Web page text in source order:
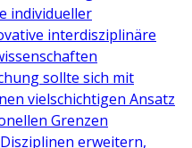
individueller
interdisziplinäre
sollte sich mit
vielschichtigen Ansatz
Grenzen
erweitern,